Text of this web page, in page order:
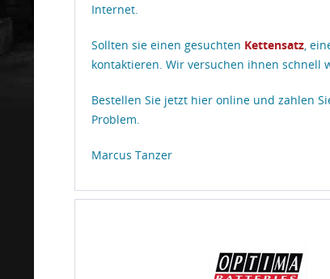
Internet.
Sollten sie einen gesuchten Kettensatz,
kontaktieren. Wir versuchen ihnen schnell
Bestellen Sie jetzt hier online und zahlen
Problem.
Marcus Tanzer